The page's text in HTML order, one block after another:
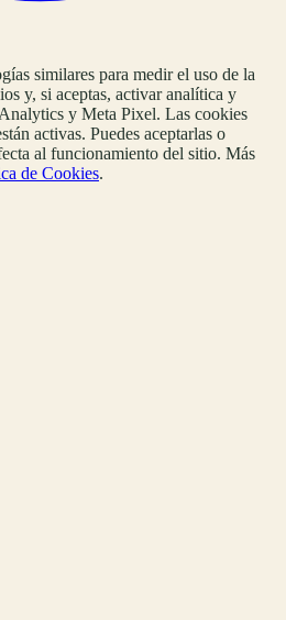
similares para medir el uso de la
y, si aceptas, activar analítica y
y Meta Pixel. Las cookies
activas. Puedes aceptarlas o
al funcionamiento del sitio. Más
de Cookies.